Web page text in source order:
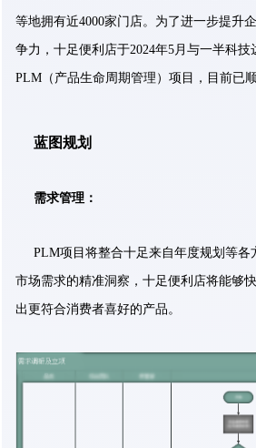
等地拥有近4000家门店。为了进一步提升
争力，十足便利店于2024年5月与一半科技
PLM（产品生命周期管理）项目，目前已
蓝图规划
需求管理：
PLM项目将整合十足来自年度规划等各
市场需求的精准洞察，十足便利店将能够
出更符合消费者喜好的产品。